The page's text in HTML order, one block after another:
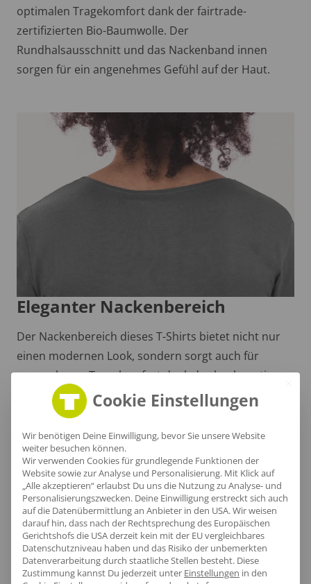
optimalen Tragekomfort dank der fairtrade-
zertifizierten Bio-Baumwolle. Der
Rundhalsausschnitt und das Nackenband innen
sorgen für ein angenehmes Gefühl auf der Haut.
Eleganter Nackenbereich
Der Nackenbereich dieses T-Shirts bietet nicht nur
einen modernen Look, sondern sorgt auch für
angenehmen Tragekomfort dank des hochwertigen
Nackenbands aus Baumwolle. Die Kombination aus
Single-Jersey Strick und dem modernen Fit macht
dieses Teil zu einem stilvollen Begleiter für jeden
Anlass.
Cookie Einstellungen
Wir benötigen Deine Einwilligung, bevor Sie unsere Website
weiter besuchen können.
Wir verwenden Cookies für grundlegende Funktionen der
Website sowie zur Analyse und Personalisierung. Mit Klick auf
„Alle akzeptieren“ erlaubst Du uns die Nutzung zu Analyse- und
Personalisierungszwecken. Deine Einwilligung erstreckt sich auch
auf die Datenübermittlung an Anbieter in den USA. Wir weisen
darauf hin, dass nach der Rechtsprechung des Europäischen
Gerichtshofs die USA derzeit kein mit der EU vergleichbares
Datenschutzniveau haben und das Risiko der unbemerkten
Datenverarbeitung durch staatliche Stellen besteht. Diese
Zustimmung kannst Du jederzeit unter Einstellungen in den